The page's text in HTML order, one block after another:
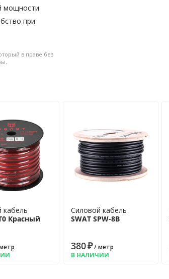
мощности
при
в праве без
кабель
Красный
Силовой кабель
SWAT SPW-8B
380₽/ метр
В НАЛИЧИИ